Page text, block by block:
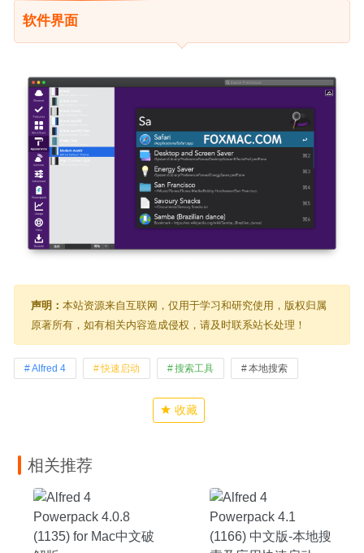
软件界面
声明： 本站资源来自互联网，仅用于学习和研究使用，版权归属
原著所有，如有相关内容造成侵权，请及时联系站长处理！
Alfred 4 快速启动 搜索工具 本地搜索
收藏
相关推荐